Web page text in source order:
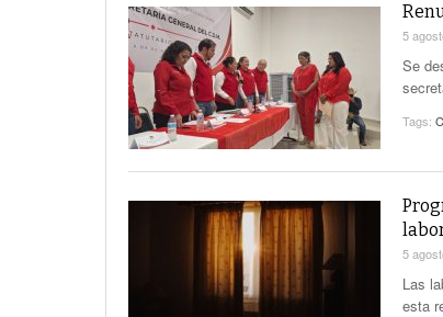
5
Se
Tags:
5
Las
esta